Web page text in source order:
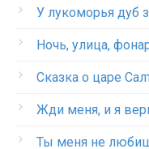
У лукоморья дуб
Ночь, улица,
Сказка о царе
Жди меня, и я
Ты меня не